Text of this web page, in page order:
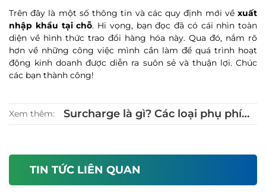
Trên đây là một số thông tin và các quy định mới về xuất
nhập khẩu tại chỗ. Hi vọng, bạn đọc đã có cái nhìn toàn
diện về hình thức trao đổi hàng hóa này. Qua đó, nắm rõ
hơn về những công việc mình cần làm để quá trình hoạt
động kinh doanh được diễn ra suôn sẻ và thuận lợi. Chúc
các bạn thành công!
Xem thêm:
Surcharge là gì? Các loại phụ phí
TIN TỨC LIÊN QUAN